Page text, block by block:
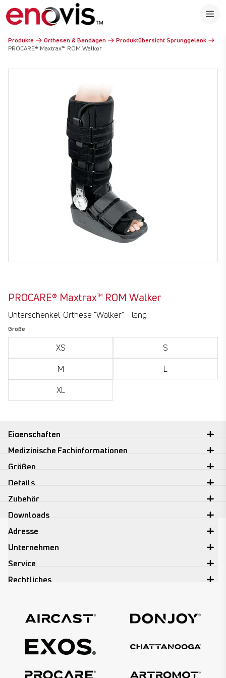
Produkte Orthesen & Bandagen
Produktübersicht Sprunggelenk
PROCARE® Maxtrax™ ROM Walker
PROCARE® Maxtrax™ ROM Walker
Unterschenkel-Orthese "Walker" - lang
Größe
XS
S
M
L
XL
Eigenschaften
Medizinische Fachinformationen
Größen
Details
Zubehör
Downloads
Adresse
Unternehmen
Service
Rechtliches